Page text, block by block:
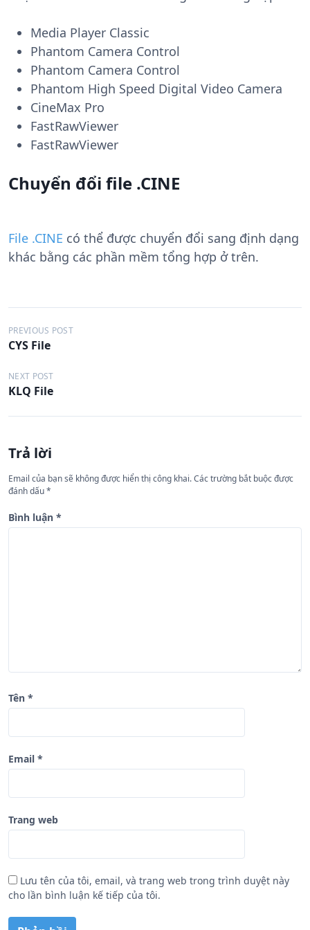
Media Player Classic
Phantom Camera Control
Phantom Camera Control
Phantom High Speed Digital Video Camera
CineMax Pro
FastRawViewer
FastRawViewer
Chuyển đổi file .CINE
File .CINE có thể được chuyển đổi sang định dạng
khác bằng các phần mềm tổng hợp ở trên.
Đ
i
ề
u
h
ớ
n
g
b
PREVIOUS POST
CYS File
NEXT POST
KLQ File
Trả lời
Email của bạn sẽ không được hiển thị công khai.Các trường bắt buộc được
đánh dấu*
Bình luận *
Tên *
Email *
Trang web
Lưu tên của tôi, email, và trang web trong trình duyệt này
cho lần bình luận kế tiếp của tôi.